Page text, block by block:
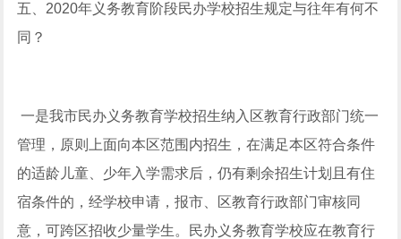
五、2020年义务教育阶段民办学校招生规定与往年有何不
同？
一是我市民办义务教育学校招生纳入区教育行政部门统一
管理，原则上面向本区范围内招生，在满足本区符合条件
的适龄儿童、少年入学需求后，仍有剩余招生计划且有住
宿条件的，经学校申请，报市、区教育行政部门审核同
意，可跨区招收少量学生。民办义务教育学校应在教育行